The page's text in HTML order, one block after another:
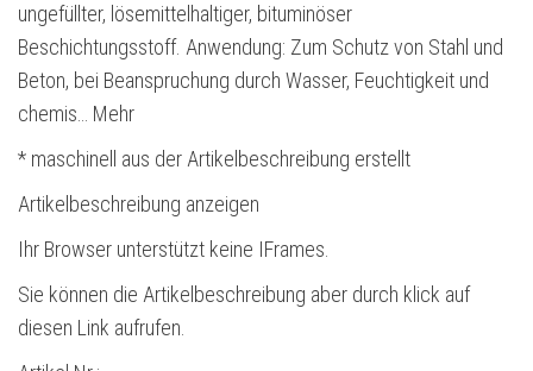
ungefüllter, lösemittelhaltiger, bituminöser
Beschichtungsstoff. Anwendung: Zum Schutz von Stahl und
Beton, bei Beanspruchung durch Wasser, Feuchtigkeit und
chemis… Mehr
* maschinell aus der Artikelbeschreibung erstellt
Artikelbeschreibung anzeigen
Ihr Browser unterstützt keine IFrames.
Sie können die Artikelbeschreibung aber durch klick auf
diesen Link aufrufen.